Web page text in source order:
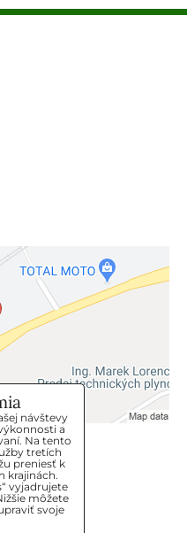
návštevy
a
Na tento
tretích
preniesť k
krajinách.
vyjadrujete
môžete
svoje